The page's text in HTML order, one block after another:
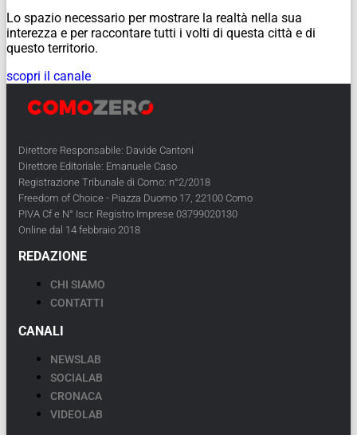
Lo spazio necessario per mostrare la realtà nella sua
interezza e per raccontare tutti i volti di questa città e di
questo territorio.
scopri il canale
Direttore Responsabile: Davide Cantoni
Direttore Editoriale: Emanuele Caso
Registrazione Tribunale di Como: n°2/2018
Freedom of Choice - Piazza Duomo 17, 22100 Como
PIVA Cf e N° Iscr. Registro Imprese 03799020130
Online dal 14 febbraio 2018
REDAZIONE
CHI SIAMO
CONTATTI
CANALI
NEWSLAB
SOCIALAB
CRONACA
VIDEOLAB